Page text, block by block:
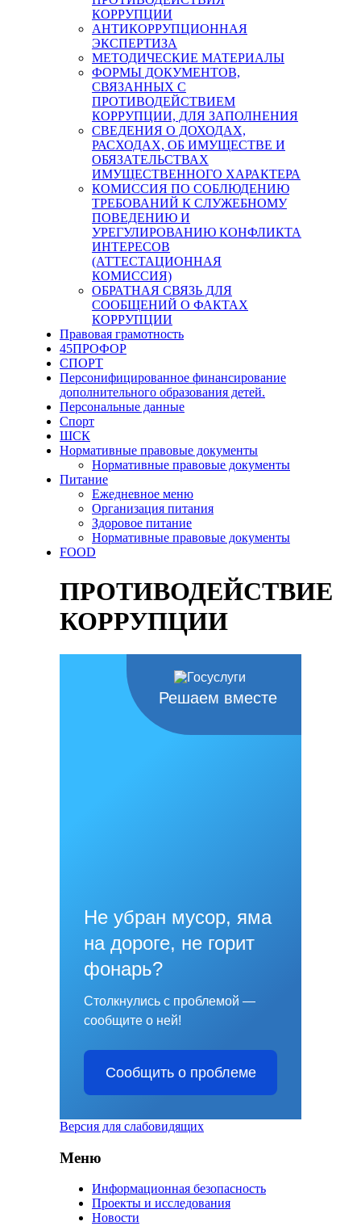
КОРРУПЦИИ
АНТИКОРРУПЦИОННАЯ
ЭКСПЕРТИЗА
МЕТОДИЧЕСКИЕ МАТЕРИАЛЫ
ФОРМЫ ДОКУМЕНТОВ,
СВЯЗАННЫХ С
ПРОТИВОДЕЙСТВИЕМ
КОРРУПЦИИ, ДЛЯ ЗАПОЛНЕНИЯ
СВЕДЕНИЯ О ДОХОДАХ,
РАСХОДАХ, ОБ ИМУЩЕСТВЕ И
ОБЯЗАТЕЛЬСТВАХ
ИМУЩЕСТВЕННОГО ХАРАКТЕРА
КОМИССИЯ ПО СОБЛЮДЕНИЮ
ТРЕБОВАНИЙ К СЛУЖЕБНОМУ
ПОВЕДЕНИЮ И
УРЕГУЛИРОВАНИЮ КОНФЛИКТА
ИНТЕРЕСОВ
(АТТЕСТАЦИОННАЯ
КОМИССИЯ)
ОБРАТНАЯ СВЯЗЬ ДЛЯ
СООБЩЕНИЙ О ФАКТАХ
КОРРУПЦИИ
Правовая грамотность
45ПРОФОР
СПОРТ
Персонифицированное финансирование
дополнительного образования детей.
Персональные данные
Спорт
ШСК
Нормативные правовые документы
Нормативные правовые документы
Питание
Ежедневное меню
Организация питания
Здоровое питание
Нормативные правовые документы
FOOD
ПРОТИВОДЕЙСТВИЕ
КОРРУПЦИИ
Решаем вместе
Не убран мусор, яма
на дороге, не горит
фонарь?
Столкнулись с проблемой —
сообщите о ней!
Сообщить о проблеме
Версия для слабовидящих
Меню
Информационная безопасность
Проекты и исследования
Новости